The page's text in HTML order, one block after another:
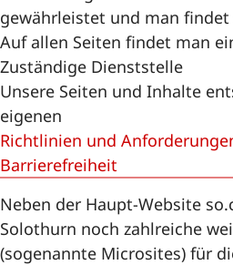
gewährleistet und man findet
Auf allen Seiten findet man
Zuständige Dienststelle
Unsere Seiten und Inhalte
eigenen
Richtlinien und
Barrierefreiheit
Neben der Haupt-Website
Solothurn noch zahlreiche
(sogenannte Microsites) für